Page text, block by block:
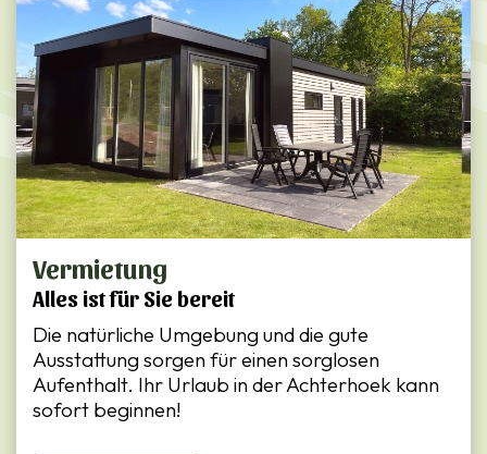
Vermietung
Alles ist für Sie bereit
Die natürliche Umgebung und die gute
Ausstattung sorgen für einen sorglosen
Aufenthalt. Ihr Urlaub in der Achterhoek kann
sofort beginnen!